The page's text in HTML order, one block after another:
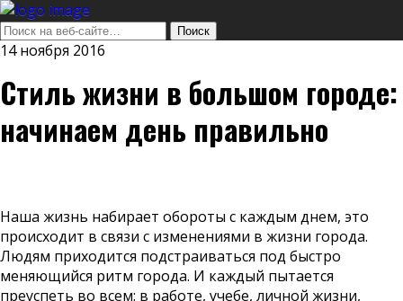
14 ноября 2016
Стиль жизни в большом городе:
начинаем день правильно
Наша жизнь набирает обороты с каждым днем, это
происходит в связи с изменениями в жизни города.
Людям приходится подстраиваться под быстро
меняющийся ритм города. И каждый пытается
преуспеть во всем: в работе, учебе, личной жизни,